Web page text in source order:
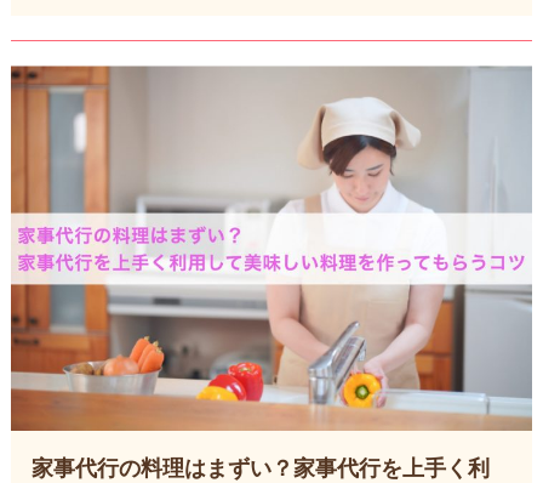
家事代行の料理はまずい？家事代行を上手く利